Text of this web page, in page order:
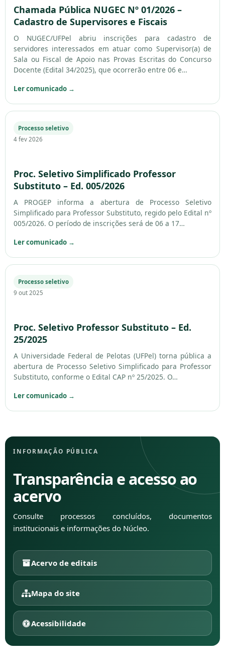
Chamada Pública NUGEC Nº 01/2026 –
Cadastro de Supervisores e Fiscais
O NUGEC/UFPel abriu inscrições para cadastro de
servidores interessados em atuar como Supervisor(a) de
Sala ou Fiscal de Apoio nas Provas Escritas do Concurso
Docente (Edital 34/2025), que ocorrerão entre 06 e…
Ler comunicado →
Processo seletivo
4 fev 2026
Proc. Seletivo Simplificado Professor
Substituto – Ed. 005/2026
A PROGEP informa a abertura de Processo Seletivo
Simplificado para Professor Substituto, regido pelo Edital nº
005/2026. O período de inscrições será de 06 a 17…
Ler comunicado →
Processo seletivo
9 out 2025
Proc. Seletivo Professor Substituto – Ed.
25/2025
A Universidade Federal de Pelotas (UFPel) torna pública a
abertura de Processo Seletivo Simplificado para Professor
Substituto, conforme o Edital CAP nº 25/2025. O…
Ler comunicado →
INFORMAÇÃO PÚBLICA
Transparência e acesso ao
acervo
Consulte processos concluídos, documentos
institucionais e informações do Núcleo.
Acervo de editais
Mapa do site
Acessibilidade